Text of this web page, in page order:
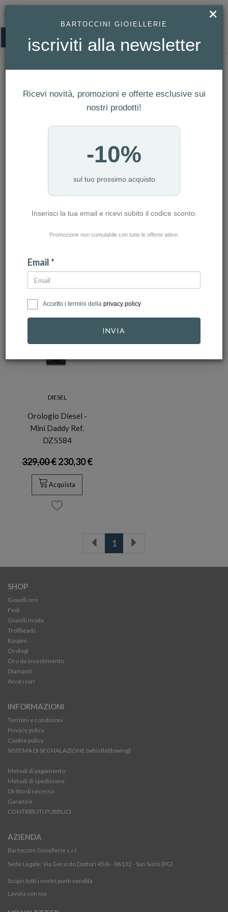
DIESEL
CATEGORIA: ANELLI
CATEGORIA: BRACCIALI
CATEGORIA: COLLANE
CATEGORIA: OROLOGI
CATEGORIA: DONNA
AZZERA FILTRI
NUMERO ARTICOLI:1
-30%
DIESEL
Orologio Diesel -
Mini Daddy Ref.
DZ5584
329,00 €230,30 €
Acquista
1
SHOP
Gioielli oro
Fedi
Gioielli moda
Trollbeads
Raspini
Orologi
Oro da investimento
Diamanti
Accessori
INFORMAZIONI
Termini e condizioni
Privacy policy
Cookie policy
SISTEMA DI SEGNALAZIONE (whistleblowing)
Metodi di pagamento
Metodi di spedizione
Diritto di recesso
Garanzie
CONTRIBUTI PUBBLICI
AZIENDA
Bartoccini Gioiellerie s.r.l.
Sede Legale: Via Gerardo Dottori 45/A - 06132 - San Sisto (PG)
Scopri tutti i nostri punti vendita
Lavora con noi
×
BARTOCCINI GIOIELLERIE
iscriviti alla newsletter
Ricevi novità, promozioni e offerte esclusive sui
nostri prodotti!
-10%
sul tuo prossimo acquisto
Inserisci la tua email e ricevi subito il codice sconto.
Promozione non cumulabile con tutte le offerte attive.
Email *
Accetto i termini della privacy policy
INVIA